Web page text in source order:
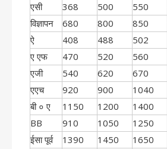
एसी
368 500 550
विज्ञापन
680 800 850
ऐ
408 488 502
ए एफ
470 520 560
एजी
540 620 670
एएच
920 900 1040
बी ० ए
1150 1200 1400
BB
910 1050 1250
ईसा पूर्व
1390 1450 1650